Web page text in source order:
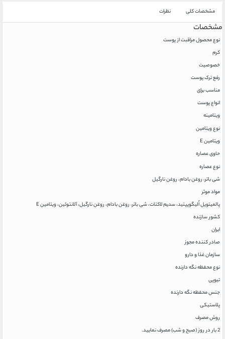
مشخصات کلی نظرات
مشخصات
نوع محصول مراقبت از پوست
کرم
خصوصیت
رفع ترک پوست
مناسب برای
انواع پوست
ویتامینه
نوع ویتامین
ویتامین E
حاوی عصاره
نوع عصاره
شی باتر، روغن بادام، روغن نارگیل
مواد موثر
پالمیتویل اُلیگوپپتید، سدیم لاکتات، شی باتر، روغن بادام، روغن نارگیل، آلانتوئین، ویتامین E
کشور سازنده
ایران
صادر کننده مجوز
سازمان غذا و دارو
نوع محفظه نگه دارنده
تیوپی
جنس محفظه نگه دارنده
پلاستیکی
روش مصرف
2 بار در روز (صبح و شب) مصرف نمایید.